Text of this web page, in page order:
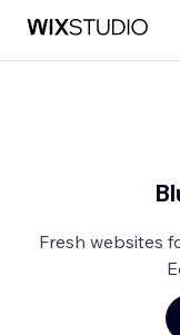
Fresh websites